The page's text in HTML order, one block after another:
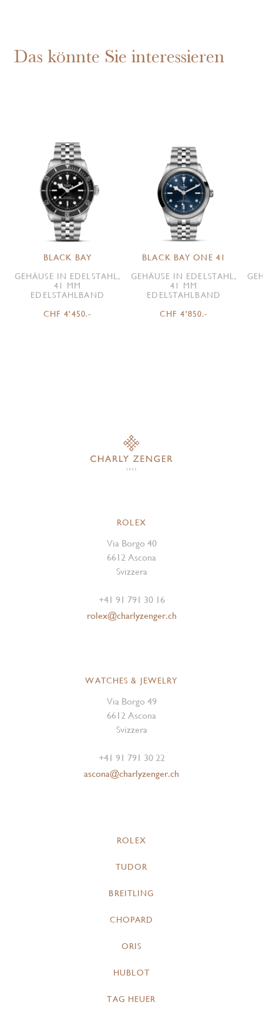
Das könnte Sie interessieren
BLACK BAY
GEHÄUSE IN EDELSTAHL,
41 MM
EDELSTAHLBAND
CHF 4'450.-
BLACK BAY ONE 41
GEHÄUSE IN EDELSTAHL,
41 MM
EDELSTAHLBAND
CHF 4'850.-
ROLEX
Via Borgo 40
6612 Ascona
Svizzera
+41 91 791 30 16
rolex@charlyzenger.ch
WATCHES & JEWELRY
Via Borgo 49
6612 Ascona
Svizzera
+41 91 791 30 22
ascona@charlyzenger.ch
ROLEX
TUDOR
BREITLING
CHOPARD
ORIS
HUBLOT
TAG HEUER